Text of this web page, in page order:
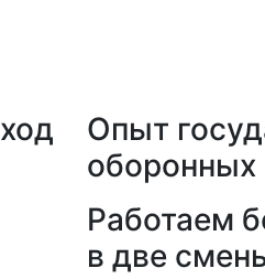
Опыт
оборонных
Работаем
в две